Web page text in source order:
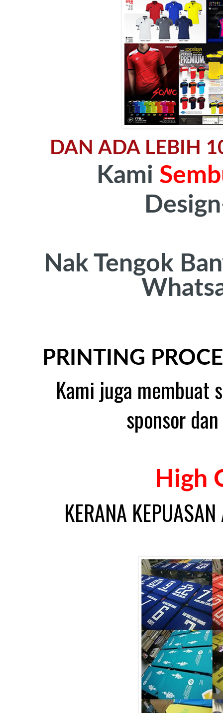
DAN ADA LEBIH
Kami
Nak Tengok
PRINTING
Kami juga membuat
sponsor
High
KERANA